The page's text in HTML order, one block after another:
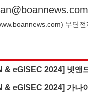
) 무단
& eGISEC 2024] 넷앤
& eGISEC 2024] 가나